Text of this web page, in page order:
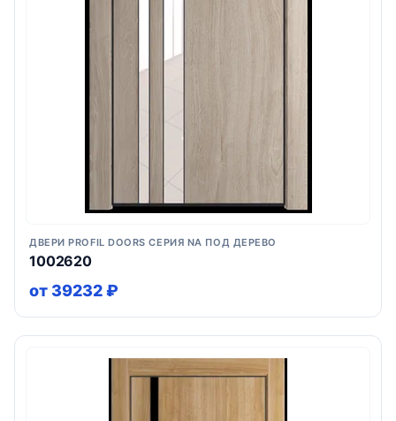
ДВЕРИ PROFIL DOORS СЕРИЯ NA ПОД ДЕРЕВО
1002620
от 39232 ₽